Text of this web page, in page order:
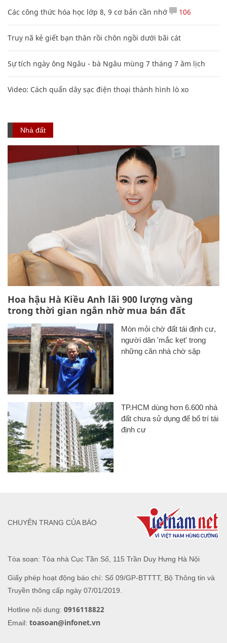
Các công thức hóa học lớp 8, 9 cơ bản cần nhớ 106
Truy nã kẻ giết bạn thân rồi chôn ngồi dưới bãi cát
Sự tích ngày ông Ngâu - bà Ngâu mùng 7 tháng 7 âm lịch
Video: Cách quấn dây sạc điện thoại thành hình lò xo
Nhà đất
Hoa hậu Hà Kiều Anh lãi 900 lượng vàng
trong thời gian ngắn nhờ mua bán đất
Mòn mỏi chờ đất tái định cư,
người dân 'mắc kẹt' trong
những căn nhà chờ sập
TP.HCM dùng hơn 6.600 nhà
đất chưa sử dụng để bố trí tái
định cư
Tòa soạn: Tòa nhà Cục Tần Số, 115 Trần Duy Hưng Hà Nội
Giấy phép hoạt động báo chí: Số 09/GP-BTTTT, Bộ Thông tin và
Truyền thông cấp ngày 07/01/2019.
Hotline nội dung: 0916118822
Email: toasoan@infonet.vn
CHUYÊN TRANG CỦA BÁO